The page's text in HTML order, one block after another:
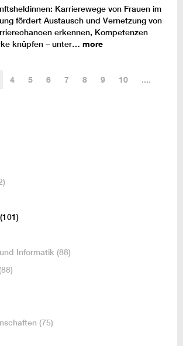
Karrierewege von Frauen im
fördert Austausch und Vernetzung von
erkennen, Kompetenzen
knüpfen – unter… more
4 5 6 7 8 9 10 ....
(101)
Informatik (88)
(75)